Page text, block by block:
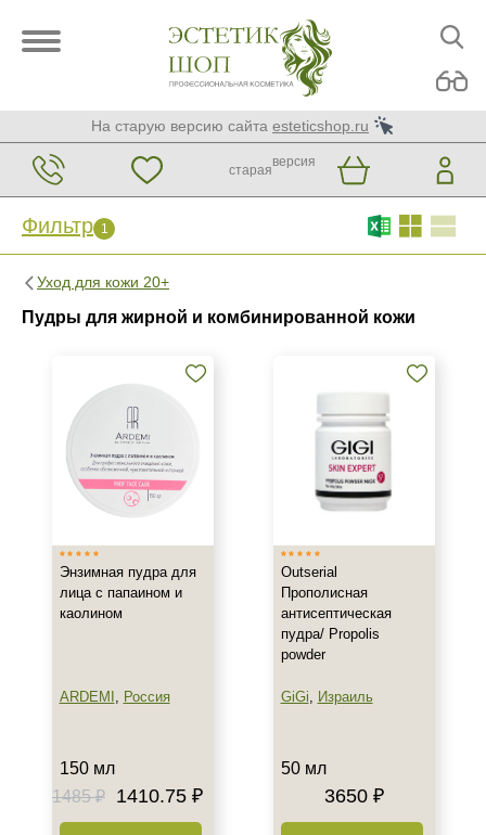
На старую версию сайта esteticshop.ru
старая
версия
Фильтр 1
Уход для кожи 20+
Пудры для жирной и комбинированной кожи
Фильтр 1 Сброс
Страна
Израиль
Испания
Показать еще
Тип товара
Гель
Тип пилинга
Энзимная пудра для
лица с папаином и
каолином
ARDEMI , Россия
150 мл
1485 ₽
1410.75 ₽
Outserial
Прополисная
антисептическая
пудра/ Propolis
powder
GiGi, Израиль
50 мл
3650 ₽